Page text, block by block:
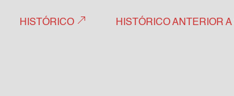
HISTÓRICO HISTÓRICO ANTERIOR A